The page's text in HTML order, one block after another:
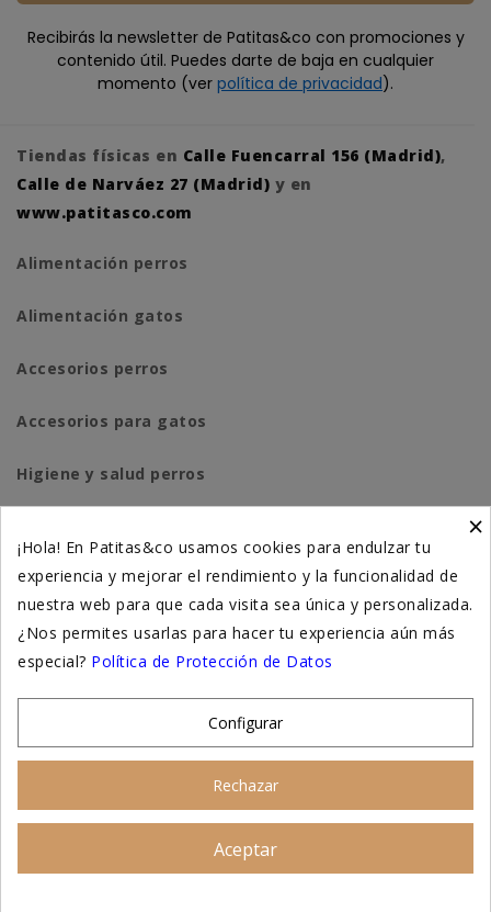
Recibirás la newsletter de Patitas&co con promociones y
contenido útil. Puedes darte de baja en cualquier
momento (ver política de privacidad).
Tiendas físicas en Calle Fuencarral 156 (Madrid),
Calle de Narváez 27 (Madrid) y en
www.patitasco.com
Alimentación perros
Alimentación gatos
Accesorios perros
Accesorios para gatos
Higiene y salud perros
Suplementación natural
Otros
×
¡Hola! En Patitas&co usamos cookies para endulzar tu
experiencia y mejorar el rendimiento y la funcionalidad de
nuestra web para que cada visita sea única y personalizada.
¿Nos permites usarlas para hacer tu experiencia aún más
especial? Política de Protección de Datos
Configurar
Rechazar
Aceptar